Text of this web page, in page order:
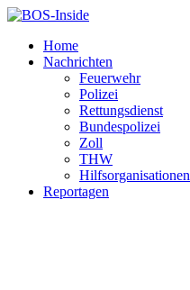
Home
Nachrichten
Feuerwehr
Polizei
Rettungsdienst
Bundespolizei
Zoll
THW
Hilfsorganisationen
Reportagen